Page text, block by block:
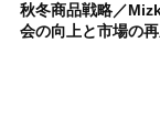
秋冬商品戦略／
会の向上と市場の